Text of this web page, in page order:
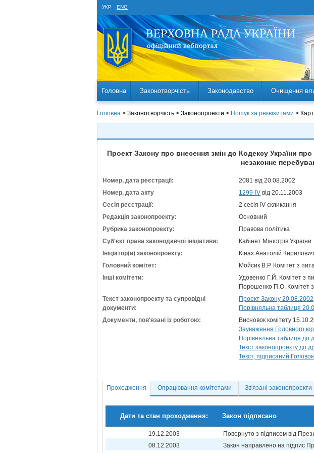
УКР ENG
Головна Законотворчість Законодавство Очищення
Головна > Законотворчість > Законопроекти > Пошук за реквізитами >
Проект Закону про внесення змін до Кодексу України
незаконне
Номер, дата реєстрації:
2081 від 20.08.2002
Номер, дата акту
1299-IV від 20.11.2003
Сесія реєстрації:
2 сесія IV скликання
Редакція законопроекту:
Основний
Рубрика законопроекту:
Правова політика
Суб'єкт права законодавчої ініціативи:
Кабінет Міністрів України
Ініціатор(и) законопроекту:
Кінах Анатолій
Головний комітет:
Мойсик В.Р. Комітет з
Інші комітети:
Удовенко Г.Й. Комітет з
Порошенко П.О. Комітет
Текст законопроекту та супровідні
документи:
Проект Закону 20.08.2002
Порівняльна таблиця
Документи, пов'язані із роботою:
Висновок комітету
Зауваження Головного
Порівняльна таблиця до
Текст законопроекту до
Текст, підписаний
Проходження Опрацювання комітетами Зв'язані законопроекти
Дати та стан проходження: Закон підписано
19.12.2003
Повернуто з підписом від
08.12.2003
Закон направлено на підпис